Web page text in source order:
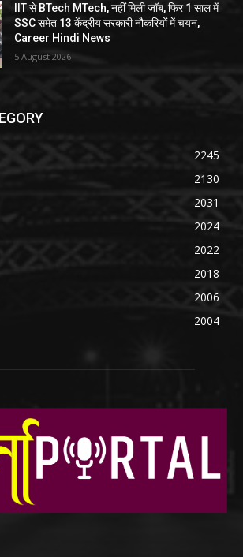
IIT से BTech MTech, नहीं मिली जॉब, फिर 1 साल में
SSC समेत 13 केंद्रीय सरकारी नौकरियों में चयन,
Career Hindi News
5 August 2026
2245
2130
2031
2024
2022
2018
2006
2004